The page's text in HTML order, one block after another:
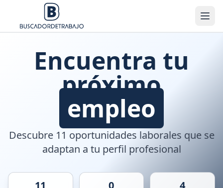
Encuentra tu
próximo
empleo
Descubre 11 oportunidades laborales que se
adaptan a tu perfil profesional
11 0 4